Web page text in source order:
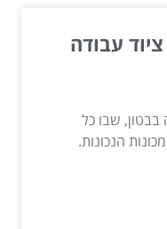
עבודה
בבטון, שבו כל
הנכונות.